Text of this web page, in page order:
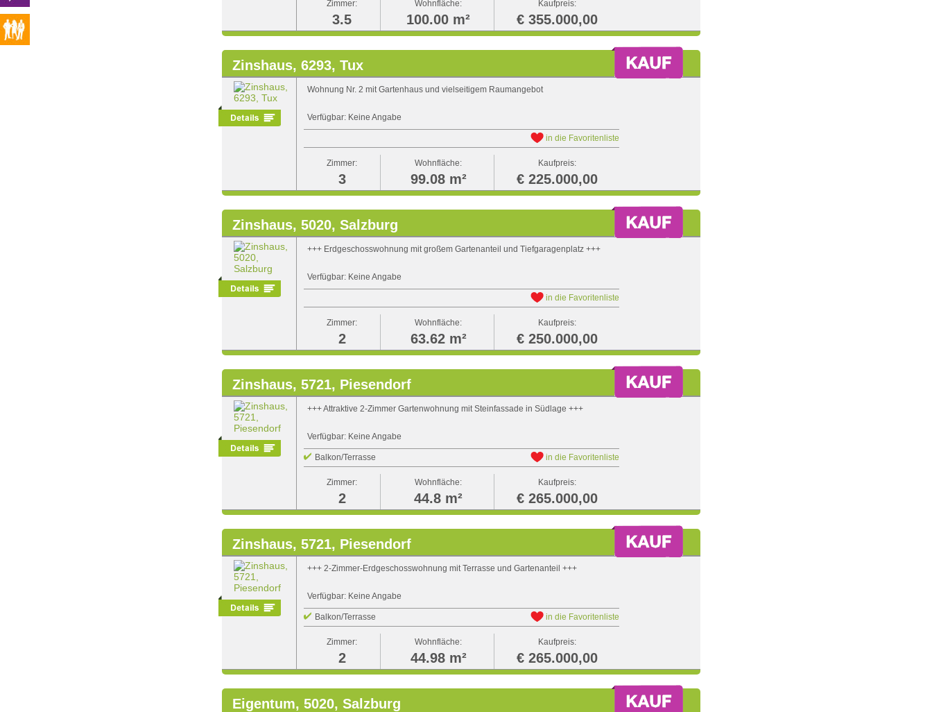
Zimmer:
3.5
Wohnfläche:
100.00 m²
Kaufpreis:
€ 355.000,00
Zinshaus, 6293, Tux
Wohnung Nr. 2 mit Gartenhaus und vielseitigem Raumangebot
Verfügbar: Keine Angabe
in die Favoritenliste
Zimmer:
3
Wohnfläche:
99.08 m²
Kaufpreis:
€ 225.000,00
Zinshaus, 5020, Salzburg
+++ Erdgeschosswohnung mit großem Gartenanteil und Tiefgaragenplatz +++
Verfügbar: Keine Angabe
in die Favoritenliste
Zimmer:
2
Wohnfläche:
63.62 m²
Kaufpreis:
€ 250.000,00
Zinshaus, 5721, Piesendorf
+++ Attraktive 2-Zimmer Gartenwohnung mit Steinfassade in Südlage +++
Verfügbar: Keine Angabe
Balkon/Terrasse in die Favoritenliste
Zimmer:
2
Wohnfläche:
44.8 m²
Kaufpreis:
€ 265.000,00
Zinshaus, 5721, Piesendorf
+++ 2-Zimmer-Erdgeschosswohnung mit Terrasse und Gartenanteil +++
Verfügbar: Keine Angabe
Balkon/Terrasse in die Favoritenliste
Zimmer:
2
Wohnfläche:
44.98 m²
Kaufpreis:
€ 265.000,00
Eigentum, 5020, Salzburg